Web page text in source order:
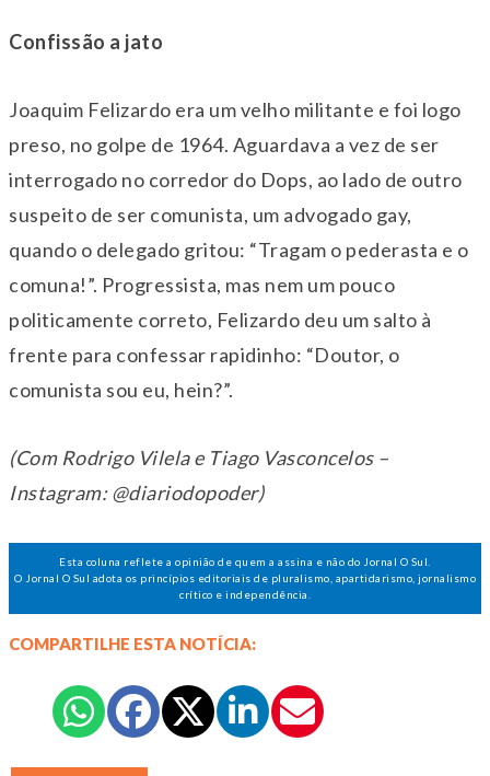
Confissão a jato
Joaquim Felizardo era um velho militante e foi logo
preso, no golpe de 1964. Aguardava a vez de ser
interrogado no corredor do Dops, ao lado de outro
suspeito de ser comunista, um advogado gay,
quando o delegado gritou: “Tragam o pederasta e o
comuna!”. Progressista, mas nem um pouco
politicamente correto, Felizardo deu um salto à
frente para confessar rapidinho: “Doutor, o
comunista sou eu, hein?”.
(Com Rodrigo Vilela e Tiago Vasconcelos –
Instagram: @diariodopoder)
Esta coluna reflete a opinião de quem a assina e não do Jornal O Sul.
O Jornal O Sul adota os princípios editoriais de pluralismo, apartidarismo, jornalismo
crítico e independência.
COMPARTILHE ESTA NOTÍCIA: